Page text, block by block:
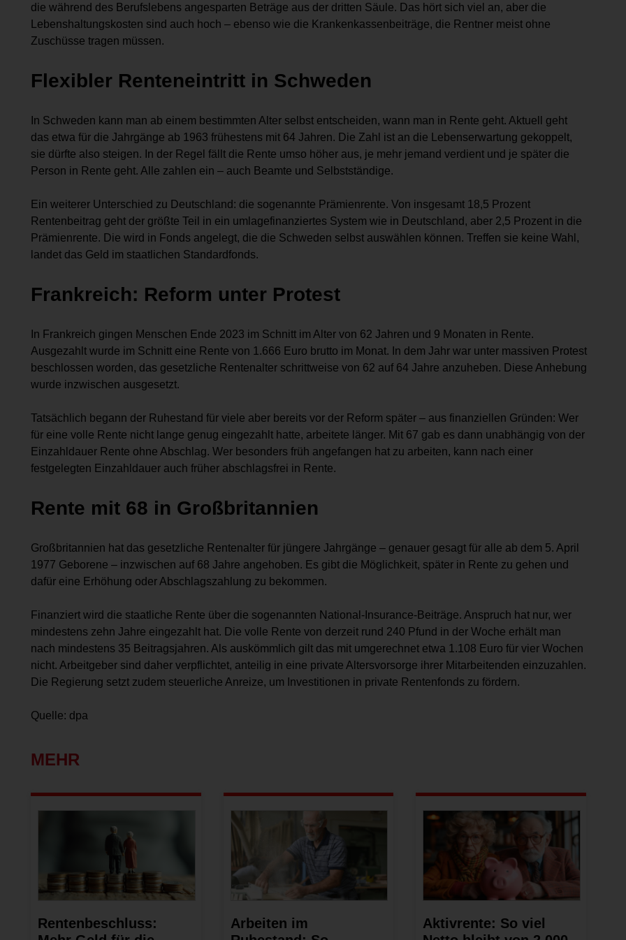
die während des Berufslebens angesparten Beträge aus der dritten Säule. Das hört sich viel an, aber die
Lebenshaltungskosten sind auch hoch – ebenso wie die Krankenkassenbeiträge, die Rentner meist ohne
Zuschüsse tragen müssen.
Flexibler Renteneintritt in Schweden
In Schweden kann man ab einem bestimmten Alter selbst entscheiden, wann man in Rente geht. Aktuell geht
das etwa für die Jahrgänge ab 1963 frühestens mit 64 Jahren. Die Zahl ist an die Lebenserwartung gekoppelt,
sie dürfte also steigen. In der Regel fällt die Rente umso höher aus, je mehr jemand verdient und je später die
Person in Rente geht. Alle zahlen ein – auch Beamte und Selbstständige.
Ein weiterer Unterschied zu Deutschland: die sogenannte Prämienrente. Von insgesamt 18,5 Prozent
Rentenbeitrag geht der größte Teil in ein umlagefinanziertes System wie in Deutschland, aber 2,5 Prozent in die
Prämienrente. Die wird in Fonds angelegt, die die Schweden selbst auswählen können. Treffen sie keine Wahl,
landet das Geld im staatlichen Standardfonds.
Frankreich: Reform unter Protest
In Frankreich gingen Menschen Ende 2023 im Schnitt im Alter von 62 Jahren und 9 Monaten in Rente.
Ausgezahlt wurde im Schnitt eine Rente von 1.666 Euro brutto im Monat. In dem Jahr war unter massiven Protest
beschlossen worden, das gesetzliche Rentenalter schrittweise von 62 auf 64 Jahre anzuheben. Diese Anhebung
wurde inzwischen ausgesetzt.
Tatsächlich begann der Ruhestand für viele aber bereits vor der Reform später – aus finanziellen Gründen: Wer
für eine volle Rente nicht lange genug eingezahlt hatte, arbeitete länger. Mit 67 gab es dann unabhängig von der
Einzahldauer Rente ohne Abschlag. Wer besonders früh angefangen hat zu arbeiten, kann nach einer
festgelegten Einzahldauer auch früher abschlagsfrei in Rente.
Rente mit 68 in Großbritannien
Großbritannien hat das gesetzliche Rentenalter für jüngere Jahrgänge – genauer gesagt für alle ab dem 5. April
1977 Geborene – inzwischen auf 68 Jahre angehoben. Es gibt die Möglichkeit, später in Rente zu gehen und
dafür eine Erhöhung oder Abschlagszahlung zu bekommen.
Finanziert wird die staatliche Rente über die sogenannten National-Insurance-Beiträge. Anspruch hat nur, wer
mindestens zehn Jahre eingezahlt hat. Die volle Rente von derzeit rund 240 Pfund in der Woche erhält man
nach mindestens 35 Beitragsjahren. Als auskömmlich gilt das mit umgerechnet etwa 1.108 Euro für vier Wochen
nicht. Arbeitgeber sind daher verpflichtet, anteilig in eine private Altersvorsorge ihrer Mitarbeitenden einzuzahlen.
Die Regierung setzt zudem steuerliche Anreize, um Investitionen in private Rentenfonds zu fördern.
Quelle: dpa
MEHR
Rentenbeschluss:
Arbeiten im
Aktivrente: So viel